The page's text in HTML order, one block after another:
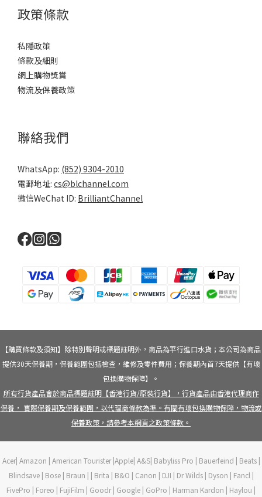
政策條款
私隱政策
條款及細則
網上購物獎賞
物流及保養政策
聯絡我們
WhatsApp: (852) 9304-2010
電郵地址: cs@blchannel.com
微信WeChat ID: BrilliantChannel
【購買條款及須知】除特別聲明或標題註明外，商品為平行進口水貨；本公司為商品
提供30天保養期，保養範圍包括檢查，維修及零件費用；保養期內首7天提供【有壞
包換購物保障】。
所有行貨產品會於商品標題註明【香港行貨/原裝行貨】，行貨產品由香港代理商作
保養， 實際保養期及保養範圍，以代理商條款為準。有關有壞包換購物保障，物流或
保養政策，請參考本網頁之政策條款。
Acer| Amazon | American Tourister |Apple| A&S| Babyliss Pro | Bauerfeind | Beats |
Blindsave | Bose | Braun | | Brita | B&O | Canon | DJI | Dr Wilds | Dyson | Fancl |
FivePro | Foreo | FujiFilm | Goodr | Google | GoPro | Harman Kardon | Haylou |